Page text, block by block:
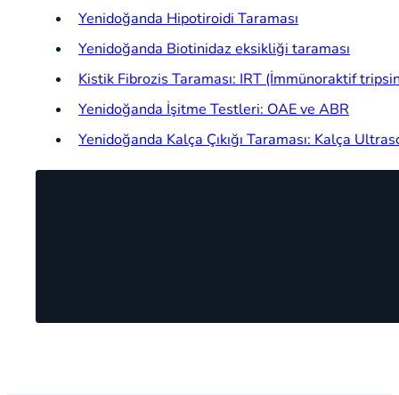
Yenidoğanda Hipotiroidi Taraması
Yenidoğanda Biotinidaz eksikliği taraması
Kistik Fibrozis Taraması: IRT (İmmünoraktif
Yenidoğanda İşitme Testleri: OAE ve ABR
Yenidoğanda Kalça Çıkığı Taraması: Kalça